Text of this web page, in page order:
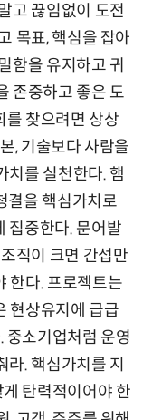
고 끊임없이 도전
목표, 핵심을 잡아
함을 유지하고 귀
존중하고 좋은 도
를 찾으려면 상상
, 기술보다 사람을
치를 실천한다. 햄
결을 핵심가치로
집중한다. 문어발
직이 크면 간섭만
한다. 프로젝트는
현상유지에 급급
중소기업처럼 운영
라. 핵심가치를 지
탄력적이어야 한